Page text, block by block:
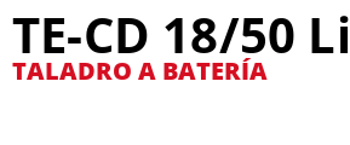
TE-CD 18/50 Li
TALADRO A BATERÍA